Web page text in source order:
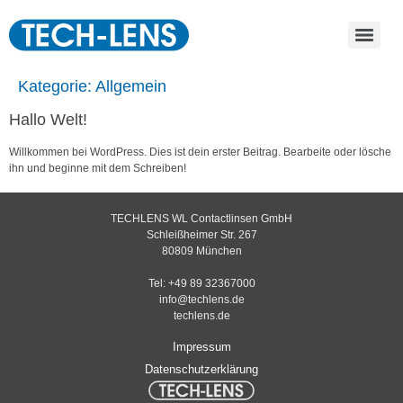
Kategorie: Allgemein
Hallo Welt!
Willkommen bei WordPress. Dies ist dein erster Beitrag. Bearbeite oder lösche
ihn und beginne mit dem Schreiben!
TECHLENS WL Contactlinsen GmbH
Schleißheimer Str. 267
80809 München
Tel: +49 89 32367000
info@techlens.de
techlens.de
Impressum
Datenschutzerklärung